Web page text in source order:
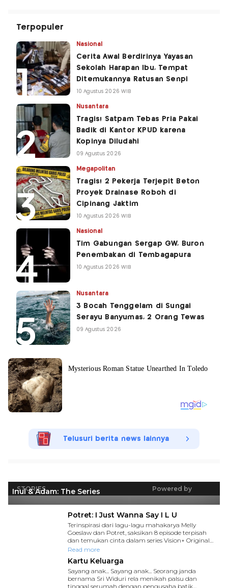
Terpopuler
Nasional
Cerita Awal Berdirinya Yayasan
Sekolah Harapan Ibu, Tempat
Ditemukannya Ratusan Senpi
10 Agustus 2026 WIB
Nusantara
Tragis! Satpam Tebas Pria Pakai
Badik di Kantor KPUD karena
Kopinya Diludahi
09 Agustus 2026
Megapolitan
Tragis! 2 Pekerja Terjepit Beton
Proyek Drainase Roboh di
Cipinang Jaktim
10 Agustus 2026 WIB
Nasional
Tim Gabungan Sergap GW, Buron
Penembakan di Tembagapura
10 Agustus 2026 WIB
Nusantara
3 Bocah Tenggelam di Sungai
Serayu Banyumas, 2 Orang Tewas
09 Agustus 2026
Telusuri berita news lainnya